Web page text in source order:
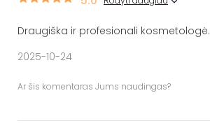
Draugiška ir profesionali kosmetologė.
2025-10-24
Ar šis komentaras Jums naudingas?